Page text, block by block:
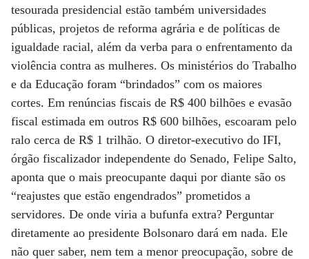
tesourada presidencial estão também universidades
públicas, projetos de reforma agrária e de políticas de
igualdade racial, além da verba para o enfrentamento da
violência contra as mulheres. Os ministérios do Trabalho
e da Educação foram “brindados” com os maiores
cortes. Em renúncias fiscais de R$ 400 bilhões e evasão
fiscal estimada em outros R$ 600 bilhões, escoaram pelo
ralo cerca de R$ 1 trilhão. O diretor-executivo do IFI,
órgão fiscalizador independente do Senado, Felipe Salto,
aponta que o mais preocupante daqui por diante são os
“reajustes que estão engendrados” prometidos a
servidores. De onde viria a bufunfa extra? Perguntar
diretamente ao presidente Bolsonaro dará em nada. Ele
não quer saber, nem tem a menor preocupação, sobre de